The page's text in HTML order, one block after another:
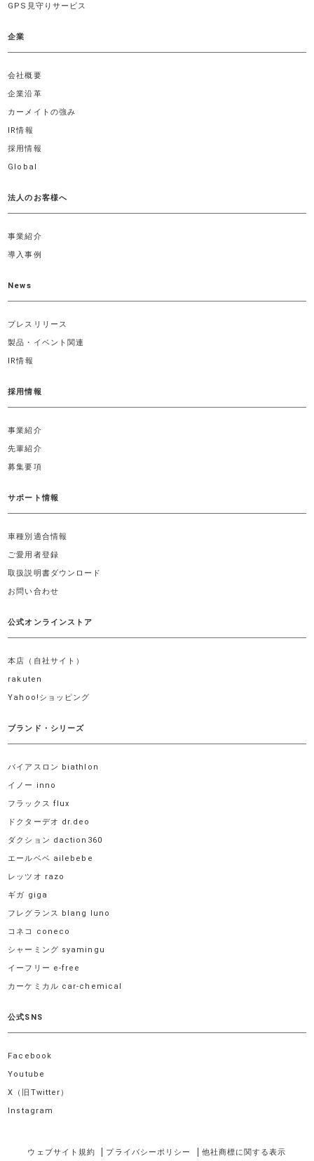
GPS見守りサービス
企業
会社概要
企業沿革
カーメイトの強み
IR情報
採用情報
Global
法人のお客様へ
事業紹介
導入事例
News
プレスリリース
製品・イベント関連
IR情報
採用情報
事業紹介
先輩紹介
募集要項
サポート情報
車種別適合情報
ご愛用者登録
取扱説明書ダウンロード
お問い合わせ
公式オンラインストア
本店（自社サイト）
rakuten
Yahoo!ショッピング
ブランド・シリーズ
バイアスロン biathlon
イノー inno
フラックス flux
ドクターデオ dr.deo
ダクション daction360
エールベベ ailebebe
レッツオ razo
ギガ giga
フレグランス blang luno
コネコ coneco
シャーミング syamingu
イーフリー e-free
カーケミカル car-chemical
公式SNS
Facebook
Youtube
X（旧Twitter）
Instagram
ウェブサイト規約 プライバシーポリシー 他社商標に関する表示